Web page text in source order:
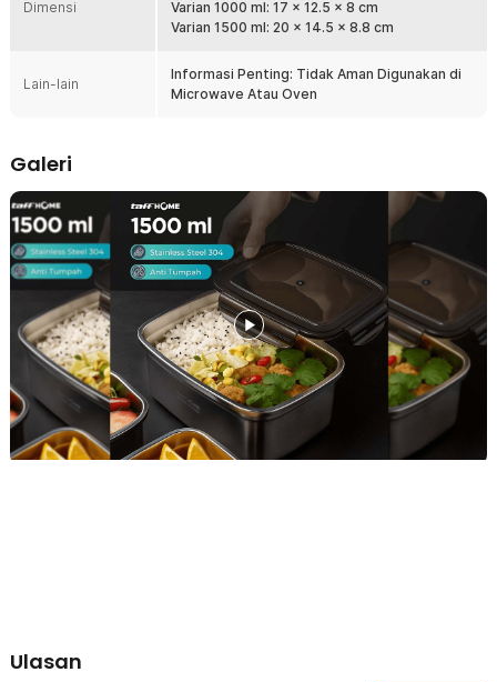
Banyak Varian untuk Bawa Makanan
kebutuhan. Kini Anda bisa membawa aneka makanan favorit untuk
1 x TaffHOME Kotak Makan Anti Tumpah Reguler Lunch Box
Stainless Steel 304 - Slyz52
Dimensi
Varian 1000 ml: 17 x 12.5 x 8 cm
Varian 1500 ml: 20 x 14.5 x 8.8 cm
Lain-lain
Informasi Penting: Tidak Aman Digunakan di
Microwave Atau Oven
Galeri
Ulasan